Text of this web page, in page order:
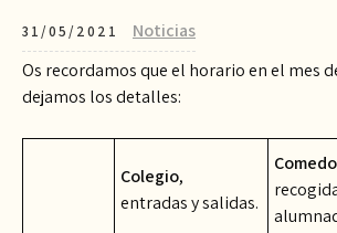
31/05/2021
Noticias
Os recordamos que el horario en el mes
dejamos los detalles:
Colegio,
entradas y salidas.